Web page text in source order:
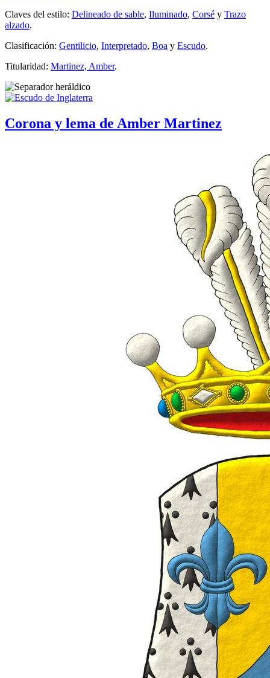
Claves del estilo: Delineado de sable, Iluminado, Corsé y Trazo
alzado.
Clasificación: Gentilicio, Interpretado, Boa y Escudo.
Titularidad: Martinez, Amber.
Corona y lema de Amber Martinez